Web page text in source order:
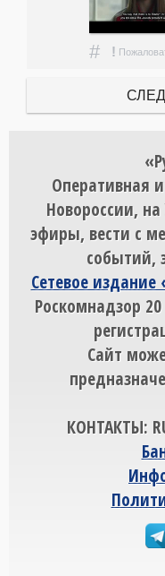
# !
Оперативная
Новороссии,
эфиры, вести с
событий,
Сетевое издание
Роскомнадзор
Сайт
КОНТАКТЫ: